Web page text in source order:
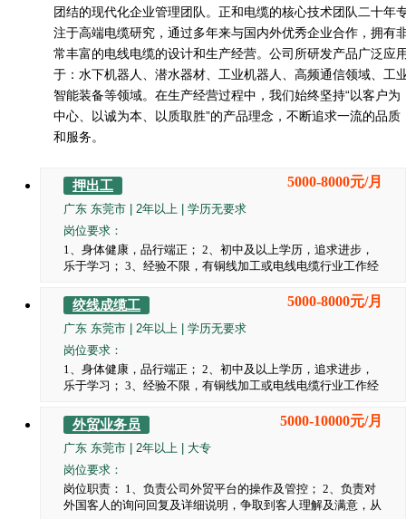
团结的现代化企业管理团队。正和电缆的核心技术团队二十年
注于高端电缆研究，通过多年来与国内外优秀企业合作，拥有
常丰富的电线电缆的设计和生产经营。公司所研发产品广泛应
于：水下机器人、潜水器材、工业机器人、高频通信领域、工
智能装备等领域。在生产经营过程中，我们始终坚持“以客户为
中心、以诚为本、以质取胜”的产品理念，不断追求一流的品质
和服务。
5000-8000元/月
押出工
广东 东莞市 | 2年以上 | 学历无要求
岗位要求：
1、身体健康，品行端正； 2、初中及以上学历，追求进步，
乐于学习； 3、经验不限，有铜线加工或电线电缆行业工作经
5000-8000元/月
绞线成缆工
广东 东莞市 | 2年以上 | 学历无要求
岗位要求：
1、身体健康，品行端正； 2、初中及以上学历，追求进步，
乐于学习； 3、经验不限，有铜线加工或电线电缆行业工作经
5000-10000元/月
外贸业务员
广东 东莞市 | 2年以上 | 大专
岗位要求：
岗位职责： 1、负责公司外贸平台的操作及管控； 2、负责对
外国客人的询问回复及详细说明，争取到客人理解及满意，从